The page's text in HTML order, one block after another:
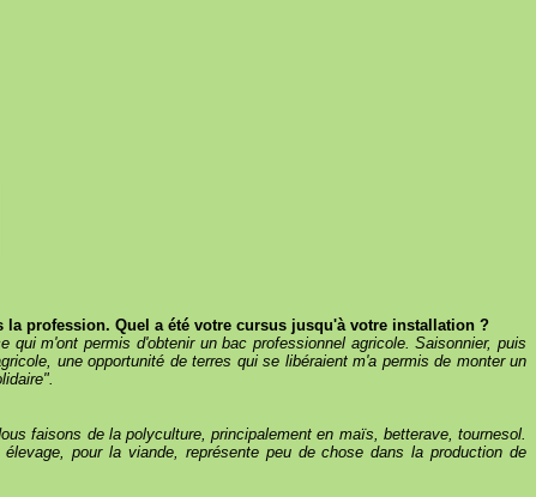
profession. Quel a été votre cursus jusqu'à votre installation ?
m'ont permis d'obtenir un bac professionnel agricole. Saisonnier, puis
une opportunité de terres qui se libéraient m'a permis de monter un
faisons de la polyculture, principalement en maïs, betterave, tournesol.
pour la viande, représente peu de chose dans la production de